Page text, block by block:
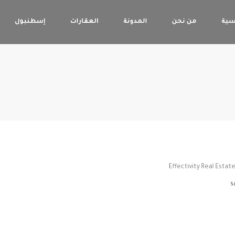
من نحن المدونة العقارات إسطنبول
Effectivity Real